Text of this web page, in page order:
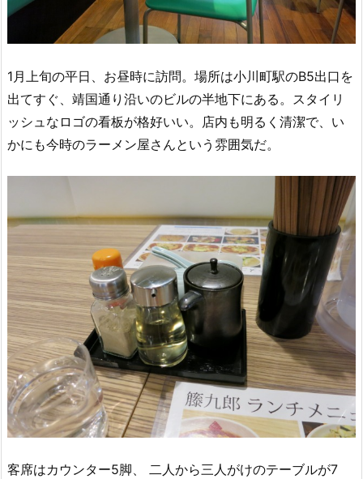
1月上旬の平日、お昼時に訪問。場所は小川町駅のB5出口を
出てすぐ、靖国通り沿いのビルの半地下にある。スタイリ
ッシュなロゴの看板が格好いい。店内も明るく清潔で、い
かにも今時のラーメン屋さんという雰囲気だ。
客席はカウンター5脚、 二人から三人がけのテーブルが7